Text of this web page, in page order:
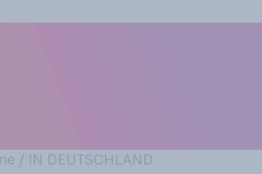
/ IN DEUTSCHLAND